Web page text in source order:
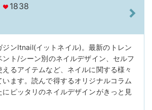
1838
ジンItnail(イットネイル)。最新のトレン
ント/シーン別のネイルデザイン、セルフ
るアイテムなど、ネイルに関する様々
ます。読んで得するオリジナルコラム
にピッタリのネイルデザインがきっと見